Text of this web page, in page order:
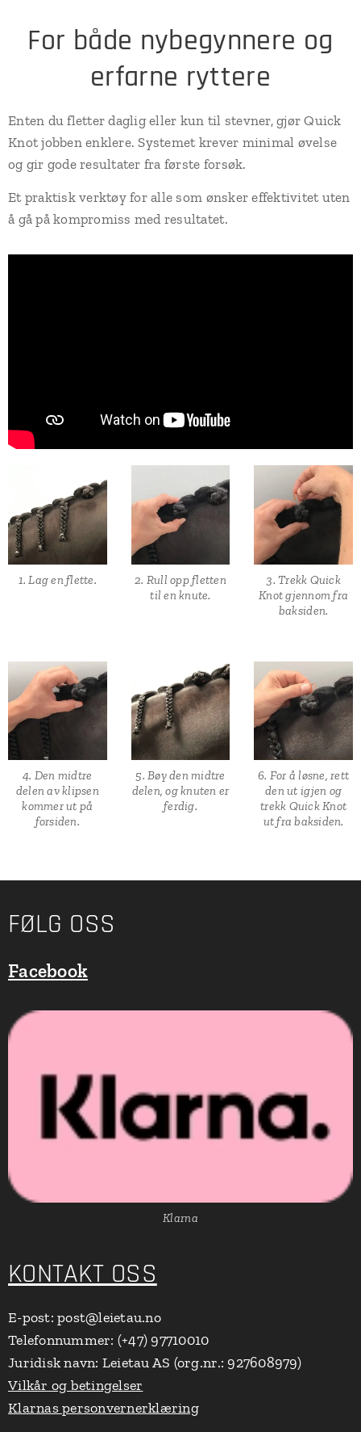
For både nybegynnere og
erfarne ryttere
Enten du fletter daglig eller kun til stevner, gjør Quick
Knot jobben enklere. Systemet krever minimal øvelse
og gir gode resultater fra første forsøk.
Et praktisk verktøy for alle som ønsker effektivitet uten
å gå på kompromiss med resultatet.
1. Lag en flette.
2. Rull opp fletten
til en knute.
3. Trekk Quick
Knot gjennom fra
baksiden.
4. Den midtre
delen av klipsen
kommer ut på
forsiden.
5. Bøy den midtre
delen, og knuten er
ferdig.
6. For å løsne, rett
den ut igjen og
trekk Quick Knot
ut fra baksiden.
FØLG OSS
Facebook
Klarna
KONTAKT OSS
E-post: post@leietau.no
Telefonnummer: (+47) 97710010
Juridisk navn: Leietau AS (org.nr.: 927608979)
Vilkår og betingelser
Klarnas personvernerklæring